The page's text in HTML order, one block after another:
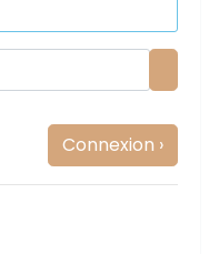
Connexion ›